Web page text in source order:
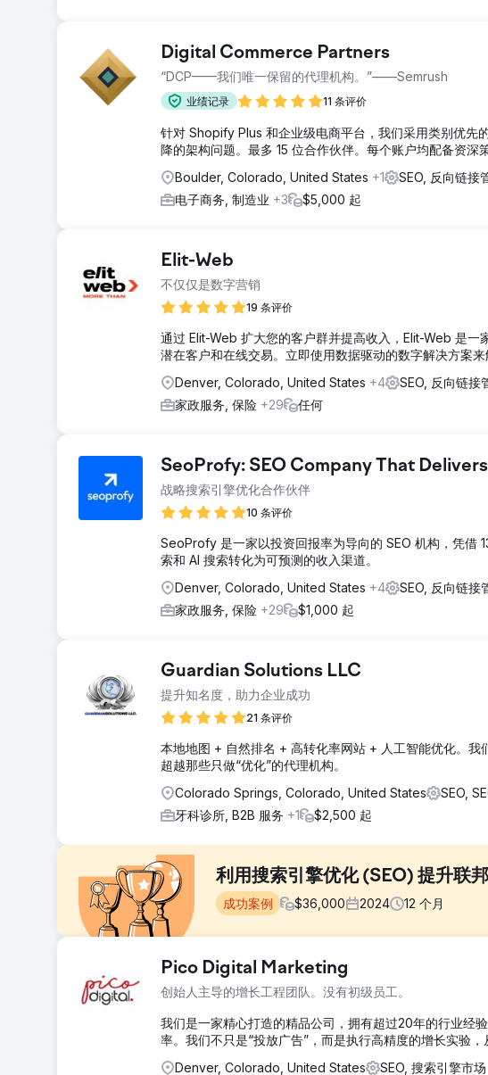
Digital Commerce Partners
“DCP——我们唯一保留的代理机构。”——Semrush
业绩记录 11 条评价
针对 Shopify Plus 和企业级电商平台，我们采用类别优先
降的架构问题。最多 15 位合作伙伴。每个账户均配备资深
Boulder, Colorado, United States +1 SEO, 反向链接
电子商务, 制造业 +3 $5,000 起
Elit-Web
不仅仅是数字营销
19 条评价
通过 Elit-Web 扩大您的客户群并提高收入，Elit-Web 是
潜在客户和在线交易。立即使用数据驱动的数字解决方案来
Denver, Colorado, United States +4 SEO, 反向链接
家政服务, 保险 +29 任何
SeoProfy: SEO Company That
战略搜索引擎优化合作伙伴
10 条评价
SeoProfy 是一家以投资回报率为导向的 SEO 机构，凭借
索和 AI 搜索转化为可预测的收入渠道。
Denver, Colorado, United States +4 SEO, 反向链接
家政服务, 保险 +29 $1,000 起
Guardian Solutions LLC
提升知名度，助力企业成功
21 条评价
本地地图 + 自然排名 + 高转化率网站 + 人工智能优化。我
超越那些只做“优化”的代理机构。
Colorado Springs, Colorado, United States
SEO,
牙科诊所, B2B 服务 +1 $2,500 起
利用搜索引擎优化 (SEO) 提升联
成功案例 $36,000 2024 12 个月
自然流量低，劳力士和百达翡丽等热门品牌曝光度不足。网站用户体验
术SEO问题导致页面加载速度慢，Google Lighthouse评分低（各类别评
通过将元数据从宽泛的奢侈品词汇调整为以买家为中心的搜索词（例如“
Pico Digital Marketing
创始人主导的增长工程团队。没有初级员工。
我们是一家精心打造的精品公司，拥有超过20年的行业经
率。我们不只是“投放广告”，而是执行高精度的增长实验，
Denver, Colorado, United States
SEO, 搜索引擎市场